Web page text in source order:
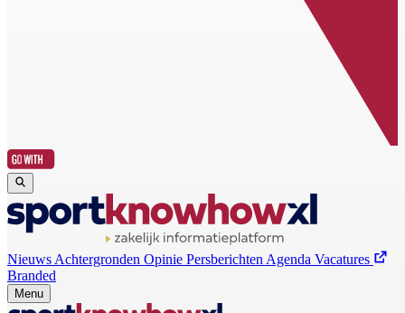
Nieuws Achtergronden Opinie Persberichten Agenda Vacatures
Branded
Menu